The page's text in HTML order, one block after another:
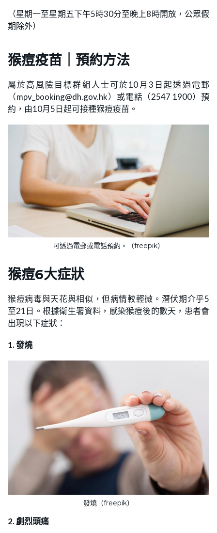
（星期一至星期五下午5時30分至晚上8時開放，公眾假
期除外）
猴痘疫苗｜預約方法
屬於高風險目標群組人士可於10月3日起透過電郵
（mpv_booking@dh.gov.hk）或電話（2547 1900）預
約，由10月5日起可接種猴痘疫苗。
可透過電郵或電話預約。（freepik）
猴痘6大症狀
猴痘病毒與天花與相似，但病情較輕微。潛伏期介乎5
至21日。根據衛生署資料，感染猴痘後的數天，患者會
出現以下症狀：
1. 發燒
發燒（freepik）
2. 劇烈頭痛